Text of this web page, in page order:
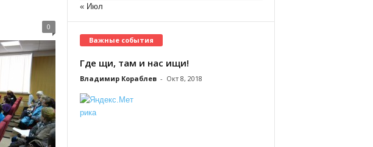
0
« Июл
Важные события
Где щи, там и нас ищи!
Владимир Кораблев - Окт 8, 2018